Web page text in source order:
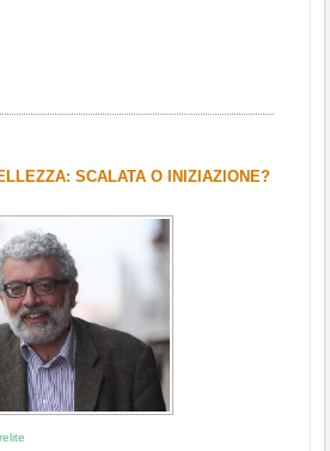
SCALATA O INIZIAZIONE?